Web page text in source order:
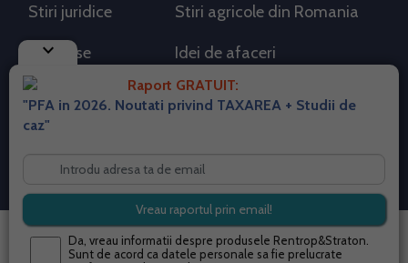
keyboard_arrow_down
Raport GRATUIT:
"PFA in 2026. Noutati privind TAXAREA + Studii de
caz"
Da, vreau informatii despre produsele Rentrop&Straton.
Sunt de acord ca datele personale sa fie prelucrate
Stiri juridice Stiri agricole din Romania
AdSense Idei de afaceri
RSS Flux RSS 2.0
Despre cookies
Termeni si conditii
Contact
© 2026 portalpfa.ro. Toate drepturile rezervate.